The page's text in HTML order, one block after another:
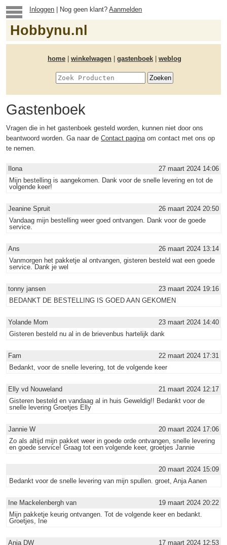
Inloggen | Nog geen klant?Aanmelden
Hobbynu.nl
home winkelwagen gastenboek weblog
Gastenboek
Vragen die in het gastenboek gesteld worden, kunnen niet door ons
beantwoord worden. Ga naar de Contact paginaom contact met ons op
te nemen.
Ilona
27 maart 2024 14:06
Mijn bestelling is aangekomen. Dank voor de snelle levering en tot de
volgende keer!
Jeanine Spruit
26 maart 2024 20:50
Vandaag mijn bestelling weer goed ontvangen. Dank voor de goede
service.
Ans
26 maart 2024 13:14
Vanmorgen het pakketje al ontvangen, gisteren besteld wat een goede
service. Dank je wel
tonny jansen
23 maart 2024 19:16
BEDANKT DE BESTELLING IS GOED AAN GEKOMEN
Yolande Mom
23 maart 2024 14:40
Gisteren besteld nu al in de brievenbus hartelijk dank
Fam
22 maart 2024 17:31
Bedankt, voor de snelle levering, tot de volgende keer
Elly vd Nouweland
21 maart 2024 12:17
Gisteren besteld en vandaag al in huis Geweldig!! Bedankt voor de
snelle levering Groetjes Elly
Jannie W
20 maart 2024 17:06
Zo als altijd mijn pakket weer in goede orde ontvangen, snelle levering
en goede service! Graag tot een volgende keer, groetjes Jannie
20 maart 2024 15:09
Bedankt voor de snelle levering van mijn spullen. groet, Anja Aanen
Ine Mackelenbergh van
19 maart 2024 20:22
Mijn pakketje keurig ontvangen. Tot de volgende keer en bedankt.
Groetjes, Ine
Anja DW
17 maart 2024 12:53